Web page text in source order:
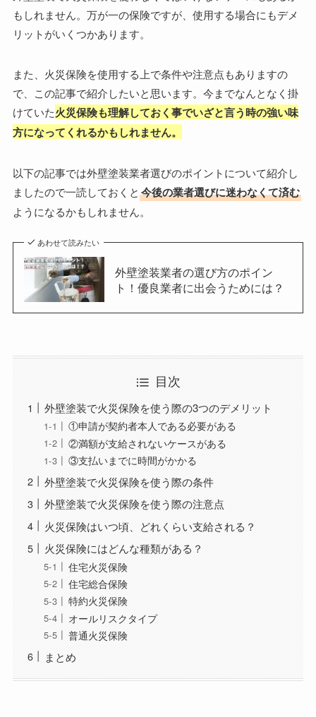
もしれません。万が一の保険ですが、使用する場合にもデメ
リットがいくつかあります。
また、火災保険を使用する上で条件や注意点もありますの
で、この記事で紹介したいと思います。今までなんとなく掛
けていた火災保険も理解しておく事でいざと言う時の強い味
方になってくれるかもしれません。
以下の記事では外壁塗装業者選びのポイントについて紹介し
ましたので一読しておくと 今後の業者選びに迷わなくて済む
ようになるかもしれません。
あわせて読みたい
外壁塗装業者の選び方のポイン
ト！優良業者に出会うためには？
目次
外壁塗装で火災保険を使う際の3つのデメリット
①申請が契約者本人である必要がある
②満額が支給されないケースがある
③支払いまでに時間がかかる
外壁塗装で火災保険を使う際の条件
外壁塗装で火災保険を使う際の注意点
火災保険はいつ頃、どれくらい支給される？
火災保険にはどんな種類がある？
住宅火災保険
住宅総合保険
特約火災保険
オールリスクタイプ
普通火災保険
まとめ